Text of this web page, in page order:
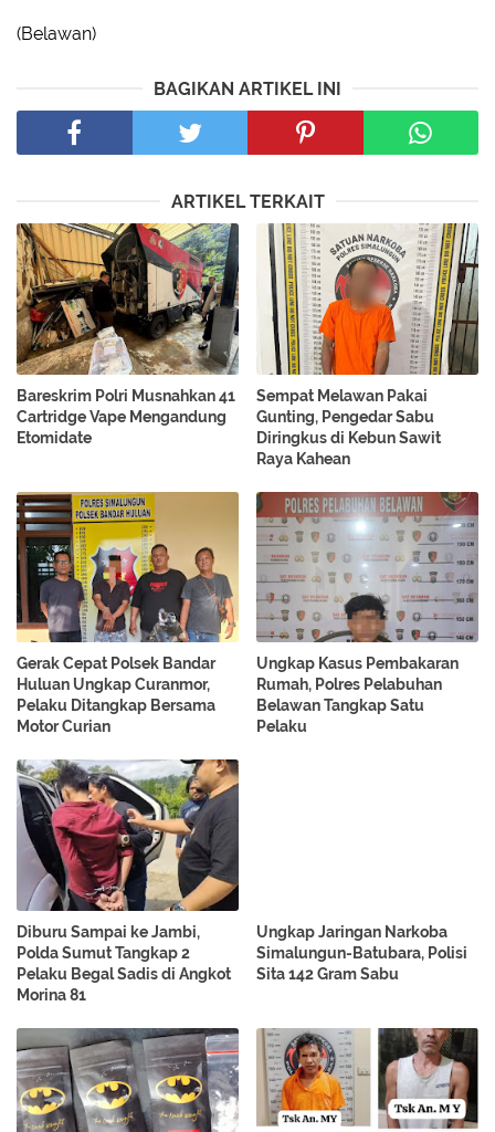
(Belawan)
BAGIKAN ARTIKEL INI
ARTIKEL TERKAIT
Bareskrim Polri Musnahkan 41
Cartridge Vape Mengandung
Etomidate
Sempat Melawan Pakai
Gunting, Pengedar Sabu
Diringkus di Kebun Sawit
Raya Kahean
Gerak Cepat Polsek Bandar
Huluan Ungkap Curanmor,
Pelaku Ditangkap Bersama
Motor Curian
Ungkap Kasus Pembakaran
Rumah, Polres Pelabuhan
Belawan Tangkap Satu
Pelaku
Diburu Sampai ke Jambi,
Polda Sumut Tangkap 2
Pelaku Begal Sadis di Angkot
Morina 81
Ungkap Jaringan Narkoba
Simalungun-Batubara, Polisi
Sita 142 Gram Sabu